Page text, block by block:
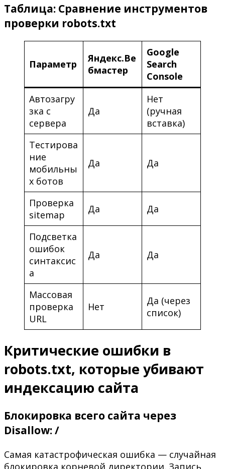
Таблица: Сравнение инструментов
проверки robots.txt
Параметр
Яндекс.Ве
бмастер
Google
Search
Console
Автозагру
зка с
сервера
Да
Нет
(ручная
вставка)
Тестирова
ние
мобильны
х ботов
Да Да
Проверка
sitemap
Да Да
Подсветка
ошибок
синтаксис
а
Да Да
Массовая
проверка
URL
Нет
Да (через
список)
Критические ошибки в
robots.txt, которые убивают
индексацию сайта
Блокировка всего сайта через
Disallow: /
Самая катастрофическая ошибка — случайная
блокировка корневой директории. Запись